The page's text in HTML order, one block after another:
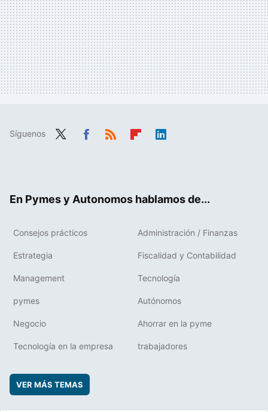
Síguenos
En Pymes y Autonomos hablamos de...
Consejos prácticos Administración / Finanzas
Estrategia Fiscalidad y Contabilidad
Management Tecnología
pymes Autónomos
Negocio Ahorrar en la pyme
Tecnología en la empresa trabajadores
VER MÁS TEMAS